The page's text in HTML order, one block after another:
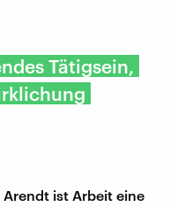
Tätigsein,
ist Arbeit eine